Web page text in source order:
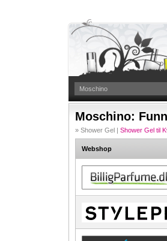
Moschino:
» Shower Gel | Shower Gel til
Webshop